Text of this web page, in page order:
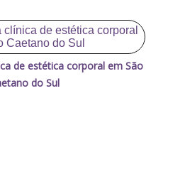
de estética corporal em São
do Sul